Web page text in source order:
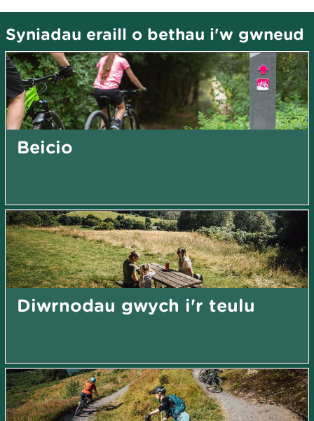
Syniadau eraill o bethau i'w gwneud
Beicio
Diwrnodau gwych i'r teulu